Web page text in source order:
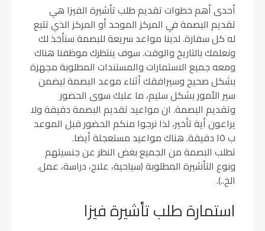
أحدى أهم خطوات تقديم طلب تأشيرة الفيزا هي
تقديم البصمة في المركز الموحد أو المركز الذي تتبع
له كل سفارة. لدينا مواعد سريعة للبصمة سنأخذ لك
ونعلمك بالتاريخ والوقت. سوف ينتظرك موظفنا هناك
ومعه جميع الاستمارات والمستندات المطلوبة مجهزة
بشكل صحيح وسيرافقك أثناء موعد البصمة ليضمن
سير الأمور بشكل سليم، ما عليك سوى الحضور
وتقديم البصمة. ان مواعيد تقديم البصمة دقيقة ولا
يراعون أية تأخير، لذا نرجوا منكم الحضور قبل الموعد
ب ١٥ دقيقة. هناك مواعيد مستعجلة أيضا.
تطلب البصمة من الجميع بغض النظر عن جنسيتهم
ونوع التأشيرة المطلوبة (سياحية، علاج، دراسة، عمل.
الخ..).
استمارة طلب تأشيرة فيزا